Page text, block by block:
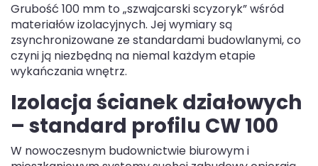
Grubość 100 mm to „szwajcarski scyzoryk” wśród
materiałów izolacyjnych. Jej wymiary są
zsynchronizowane ze standardami budowlanymi, co
czyni ją niezbędną na niemal każdym etapie
wykańczania wnętrz.
Izolacja ścianek działowych
– standard profilu CW 100
W nowoczesnym budownictwie biurowym i